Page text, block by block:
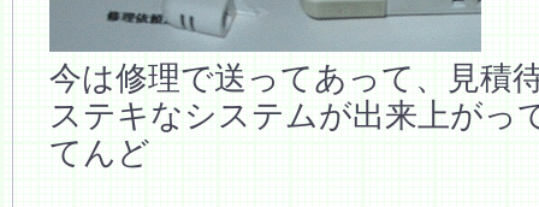
今は修理で送ってあって、見積
ステキなシステムが出来上がっ
てんど